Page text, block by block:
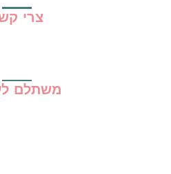
צרי
משתלם